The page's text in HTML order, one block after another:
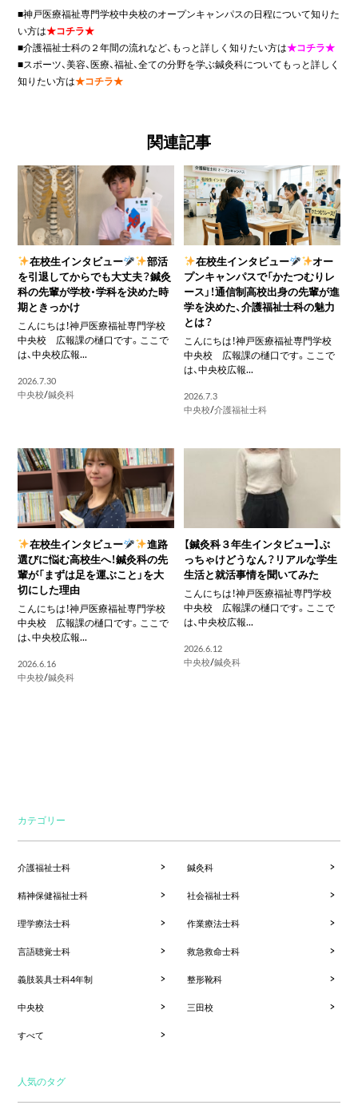
■神戸医療福祉専門学校中央校のオープンキャンパスの日程について知りた
い方は★コチラ★
■介護福祉士科の２年間の流れなど、もっと詳しく知りたい方は★コチラ★
■スポーツ、美容、医療、福祉、全ての分野を学ぶ鍼灸科についてもっと詳しく
知りたい方は★コチラ★
関連記事
在校生インタビュー
部活
を引退してからでも大丈夫？鍼灸
科の先輩が学校・学科を決めた時
期ときっかけ
こんにちは！神戸医療福祉専門学校
中央校 広報課の樋口です。ここで
は、中央校広報...
2026.7.30
中央校/鍼灸科
在校生インタビュー
オー
プンキャンパスで「かたつむりレ
ース」！通信制高校出身の先輩が進
学を決めた、介護福祉士科の魅力
とは？
こんにちは！神戸医療福祉専門学校
中央校 広報課の樋口です。ここで
は、中央校広報...
2026.7.3
中央校/介護福祉士科
在校生インタビュー
進路
選びに悩む高校生へ！鍼灸科の先
輩が「まずは足を運ぶこと」を大
切にした理由
こんにちは！神戸医療福祉専門学校
中央校 広報課の樋口です。ここで
は、中央校広報...
2026.6.16
中央校/鍼灸科
【鍼灸科３年生インタビュー】ぶ
っちゃけどうなん？リアルな学生
生活と就活事情を聞いてみた
こんにちは！神戸医療福祉専門学校
中央校 広報課の樋口です。ここで
は、中央校広報...
2026.6.12
中央校/鍼灸科
カテゴリー
介護福祉士科 鍼灸科
精神保健福祉士科 社会福祉士科
理学療法士科 作業療法士科
言語聴覚士科 救急救命士科
義肢装具士科4年制 整形靴科
中央校 三田校
すべて
人気のタグ